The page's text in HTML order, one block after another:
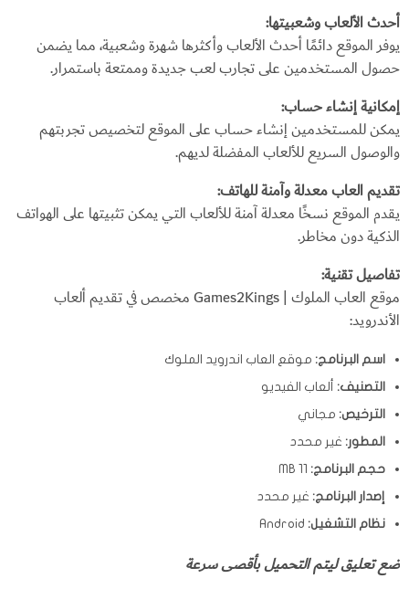
أحدث الألعاب وشعبيتها:
يوفر الموقع دائمًا أحدث الألعاب وأكثرها شهرة وشعبية، مما يضمن
حصول المستخدمين على تجارب لعب جديدة وممتعة باستمرار.
إمكانية إنشاء حساب:
يمكن للمستخدمين إنشاء حساب على الموقع لتخصيص تجربتهم
والوصول السريع للألعاب المفضلة لديهم.
تقديم العاب معدلة وآمنة للهاتف:
يقدم الموقع نسخًا معدلة آمنة للألعاب التي يمكن تثبيتها على الهواتف
الذكية دون مخاطر.
تفاصيل تقنية:
موقع العاب الملوك | Games2Kings مخصص في تقديم ألعاب
الأندرويد:
اسم البرنامج: موقع العاب اندرويد الملوك
التصنيف: ألعاب الفيديو
الترخيص: مجاني
المطور: غير محدد
حجم البرنامج:
إصدار البرنامج: غير محدد
نظام التشغيل:
ضع تعليق ليتم التحميل بأقصى سرعة